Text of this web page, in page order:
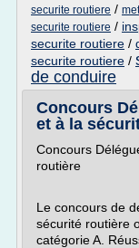
securite routiere /
securite routiere /
securite routiere /
securite routiere /
de conduire
Concours
et à la
Concours
routière
Le concours de
sécurité routière
catégorie A.